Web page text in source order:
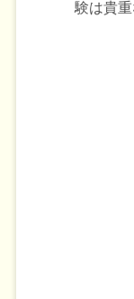
験は貴